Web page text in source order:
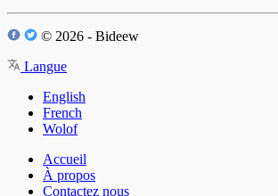
© 2026 - Bideew
Langue
English
French
Wolof
Accueil
À propos
Contactez nous